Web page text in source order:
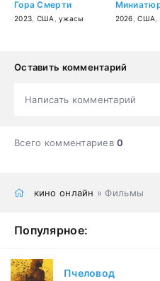
Гора Смерти
2023 США ,ужасы 2026 ,США
Оставить комментарий
Написать комментарий
Всего комментариев0
кино онлайн » Фильмы
Популярное:
Пчеловод